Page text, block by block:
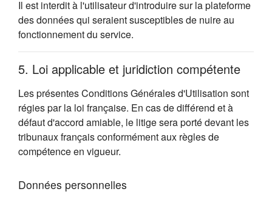
Il est interdit à l'utilisateur d'introduire sur la plateforme
des données qui seraient susceptibles de nuire au
fonctionnement du service.
5. Loi applicable et juridiction compétente
Les présentes Conditions Générales d'Utilisation sont
régies par la loi française. En cas de différend et à
défaut d'accord amiable, le litige sera porté devant les
tribunaux français conformément aux règles de
compétence en vigueur.
Données personnelles